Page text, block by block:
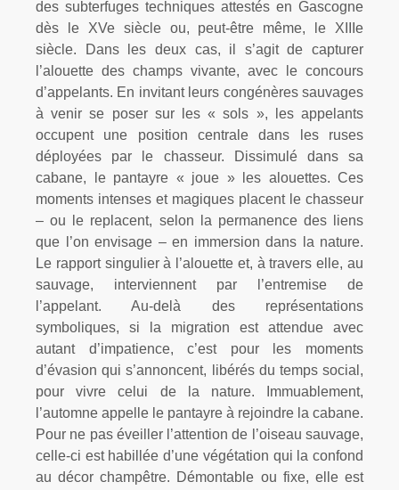
des subterfuges techniques attestés en Gascogne
dès le XVe siècle ou, peut-être même, le XIIIe
siècle. Dans les deux cas, il s’agit de capturer
l’alouette des champs vivante, avec le concours
d’appelants. En invitant leurs congénères sauvages
à venir se poser sur les « sols », les appelants
occupent une position centrale dans les ruses
déployées par le chasseur. Dissimulé dans sa
cabane, le pantayre « joue » les alouettes. Ces
moments intenses et magiques placent le chasseur
– ou le replacent, selon la permanence des liens
que l’on envisage – en immersion dans la nature.
Le rapport singulier à l’alouette et, à travers elle, au
sauvage, interviennent par l’entremise de
l’appelant. Au-delà des représentations
symboliques, si la migration est attendue avec
autant d’impatience, c’est pour les moments
d’évasion qui s’annoncent, libérés du temps social,
pour vivre celui de la nature. Immuablement,
l’automne appelle le pantayre à rejoindre la cabane.
Pour ne pas éveiller l’attention de l’oiseau sauvage,
celle-ci est habillée d’une végétation qui la confond
au décor champêtre. Démontable ou fixe, elle est